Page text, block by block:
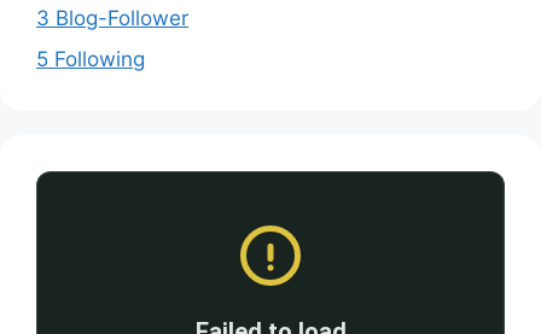
3 Blog-Follower
5 Following